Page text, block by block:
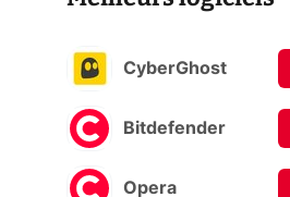
CyberGhost
Bitdefender
Opera